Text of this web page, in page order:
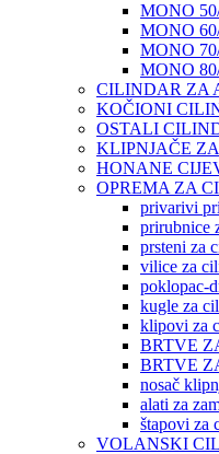
MONO
MONO
MONO
MONO
CILINDAR ZA
KOČIONI
OSTALI
KLIPNJAČE
HONANE
OPREMA ZA
privarivi
prirubnice
prsteni za
vilice za
poklopac-
kugle za
klipovi za
BRTVE
BRTVE
nosač
alati za
štapovi za
VOLANSKI